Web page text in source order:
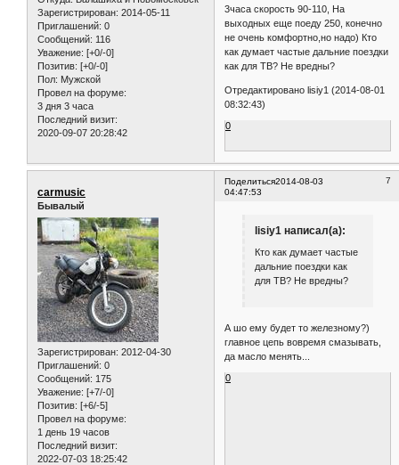
Зарегистрирован: 2014-05-11
Приглашений: 0
Сообщений: 116
Уважение: [+0/-0]
Позитив: [+0/-0]
Пол: Мужской
Провел на форуме:
3 дня 3 часа
Последний визит:
2020-09-07 20:28:42
3часа скорость 90-110, На
выходных еще поеду 250, конечно
не очень комфортно,но надо) Кто
как думает частые дальние поездки
как для ТВ? Не вредны?
Отредактировано lisiy1 (2014-08-01
08:32:43)
0
Поделиться 7
2014-08-03
04:47:53
carmusic
Бывалый
Зарегистрирован: 2012-04-30
Приглашений: 0
Сообщений: 175
Уважение: [+7/-0]
Позитив: [+6/-5]
Провел на форуме:
1 день 19 часов
Последний визит:
2022-07-03 18:25:42
lisiy1 написал(а):
Кто как думает частые
дальние поездки как
для ТВ? Не вредны?
А шо ему будет то железному?)
главное цепь вовремя смазывать,
да масло менять...
0